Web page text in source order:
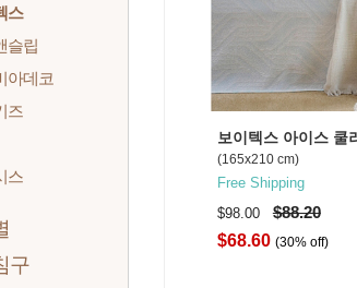
스
슬립
아데코
즈
스
구
보이텍스 아이스 쿨
(165x210 cm)
Free Shipping
$98.00$88.20
$68.60 (30% off)